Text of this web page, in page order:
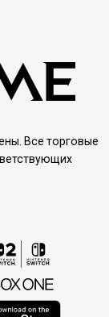
Все торговые